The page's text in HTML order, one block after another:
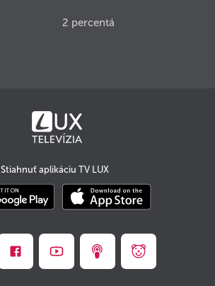
2 percentá
Stiahnuť aplikáciu TV LUX